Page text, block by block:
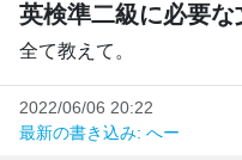
英検準二級に必要な
全て教えて。
2022/06/06 20:22
最新の書き込み: へー